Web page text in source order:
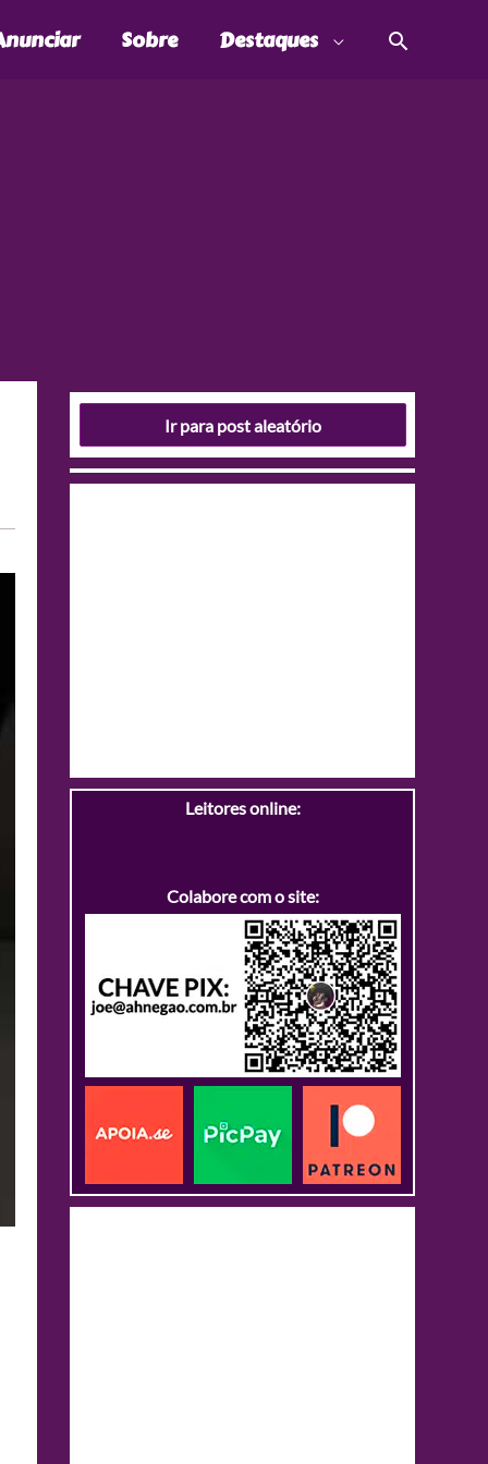
Sobre Destaques
Ir para post aleatório
Leitores online:
Colabore com o site: